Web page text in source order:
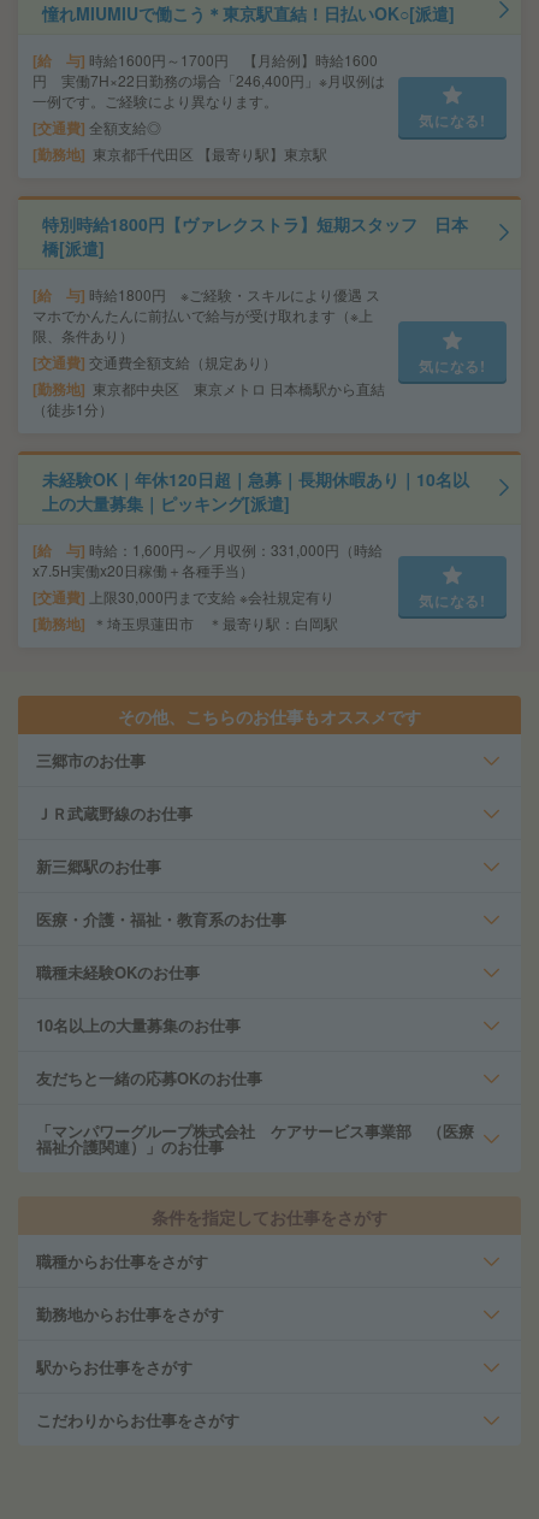
憧れMIUMIUで働こう＊東京駅直結！日払いOK○[派遣]
給 与 時給1600円～1700円 【月給例】時給1600
円 実働7H×22日勤務の場合「246,400円」※月収例は
一例です。ご経験により異なります。
交通費 全額支給◎
勤務地 東京都千代田区 【最寄り駅】東京駅
気になる!
特別時給1800円【ヴァレクストラ】短期スタッフ 日本
橋[派遣]
給 与 時給1800円 ※ご経験・スキルにより優遇 ス
マホでかんたんに前払いで給与が受け取れます（※上
限、条件あり）
交通費 交通費全額支給（規定あり）
勤務地
東京都中央区 東京メトロ 日本橋駅から直結
（徒歩1分）
気になる!
未経験OK｜年休120日超｜急募｜長期休暇あり｜10名以
上の大量募集｜ピッキング[派遣]
給 与 時給：1,600円～／月収例：331,000円（時給
x7.5H実働x20日稼働＋各種手当）
交通費 上限30,000円まで支給 ※会社規定有り
勤務地 ＊埼玉県蓮田市 ＊最寄り駅：白岡駅
気になる!
その他、こちらのお仕事もオススメです
三郷市のお仕事
ＪＲ武蔵野線のお仕事
新三郷駅のお仕事
医療・介護・福祉・教育系のお仕事
職種未経験OKのお仕事
10名以上の大量募集のお仕事
友だちと一緒の応募OKのお仕事
「マンパワーグループ株式会社 ケアサービス事業部 （医療
福祉介護関連）」のお仕事
条件を指定してお仕事をさがす
職種からお仕事をさがす
勤務地からお仕事をさがす
駅からお仕事をさがす
こだわりからお仕事をさがす